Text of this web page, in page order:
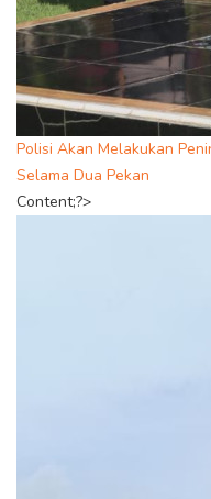
Polisi Akan Melakukan
Selama Dua Pekan
Content;?>